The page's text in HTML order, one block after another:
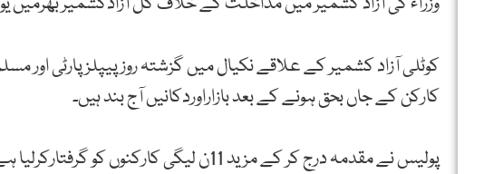
کوٹلی آزاد کشمیر کے علاقے نکیال میں گزشتہ روز پیپلزپارٹی
کارکن کے جاں بحق ہونے کے بعد بازاراوردکانیں آج بند ہیں۔